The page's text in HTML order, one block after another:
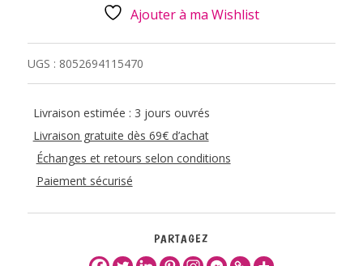
Ajouter à ma Wishlist
UGS : 8052694115470
Livraison estimée : 3 jours ouvrés
Livraison gratuite dès 69€ d’achat
Échanges et retours selon conditions
Paiement sécurisé
PARTAGEZ